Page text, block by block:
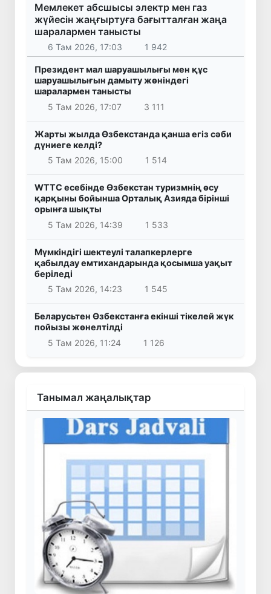
Мемлекет абсшысы электр мен газ
жүйесін жаңғыртуға бағытталған жаңа
шаралармен танысты
6 Там 2026, 17:03 1 942
Президент мал шаруашылығы мен құс
шаруашылығын дамыту жөніндегі
шаралармен танысты
5 Там 2026, 17:07
3 111
Жарты жылда Өзбекстанда қанша егіз сәби
дүниеге келді?
5 Там 2026, 15:00
1 514
WTTC есебінде Өзбекстан туризмнің өсу
қарқыны бойынша Орталық Азияда бірінші
орынға шықты
5 Там 2026, 14:39
1 533
Мүмкіндігі шектеулі талапкерлерге
қабылдау емтихандарында қосымша уақыт
беріледі
5 Там 2026, 14:23
1 545
Беларусьтен Өзбекстанға екінші тікелей жүк
пойызы жөнелтілді
5 Там 2026, 11:24
1 126
Танымал жаңалықтар